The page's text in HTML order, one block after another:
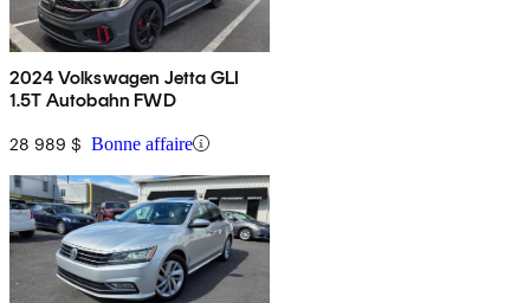
2024 Volkswagen Jetta GLI
1.5T Autobahn FWD
28 989 $ Bonne affaire